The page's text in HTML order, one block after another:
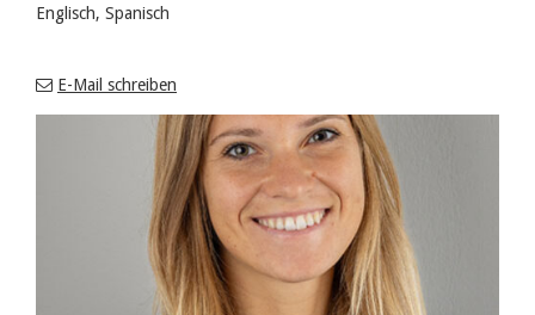
Englisch, Spanisch
E-Mail schreiben